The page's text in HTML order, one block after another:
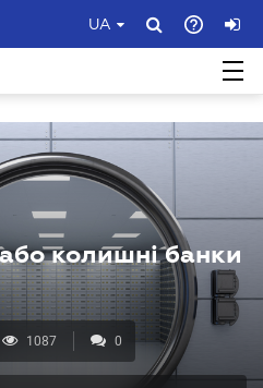
UA
колишні банки
1087 0